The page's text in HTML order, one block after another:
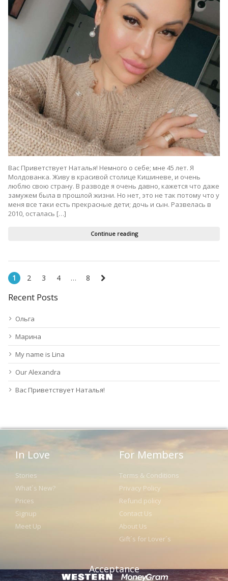
Вас Приветствует Наталья! Немного о себе; мне 45 лет. Я
Молдованка. Живу в красивой столице Кишиневе, и очень
люблю свою страну. В разводе я очень давно, кажется что даже
замужем была в прошлой жизни. Но нет, это не так потому что у
меня все таки есть прекрасные дети; дочь и сын. Развелась в
2010, осталась […]
Continue reading
1 2 3 4 … 8
Recent Posts
Ольга
Марина
My name is Lina
Our Alexandra
Вас Приветствует Наталья!
In Love
Stories
What´s New?
Prices
Signup
Meet Up
For Members
Terms & Conditions
Privacy Policy
Refund policy
Contact Us
About Us
Gift´s for Lover´s
Acceptance